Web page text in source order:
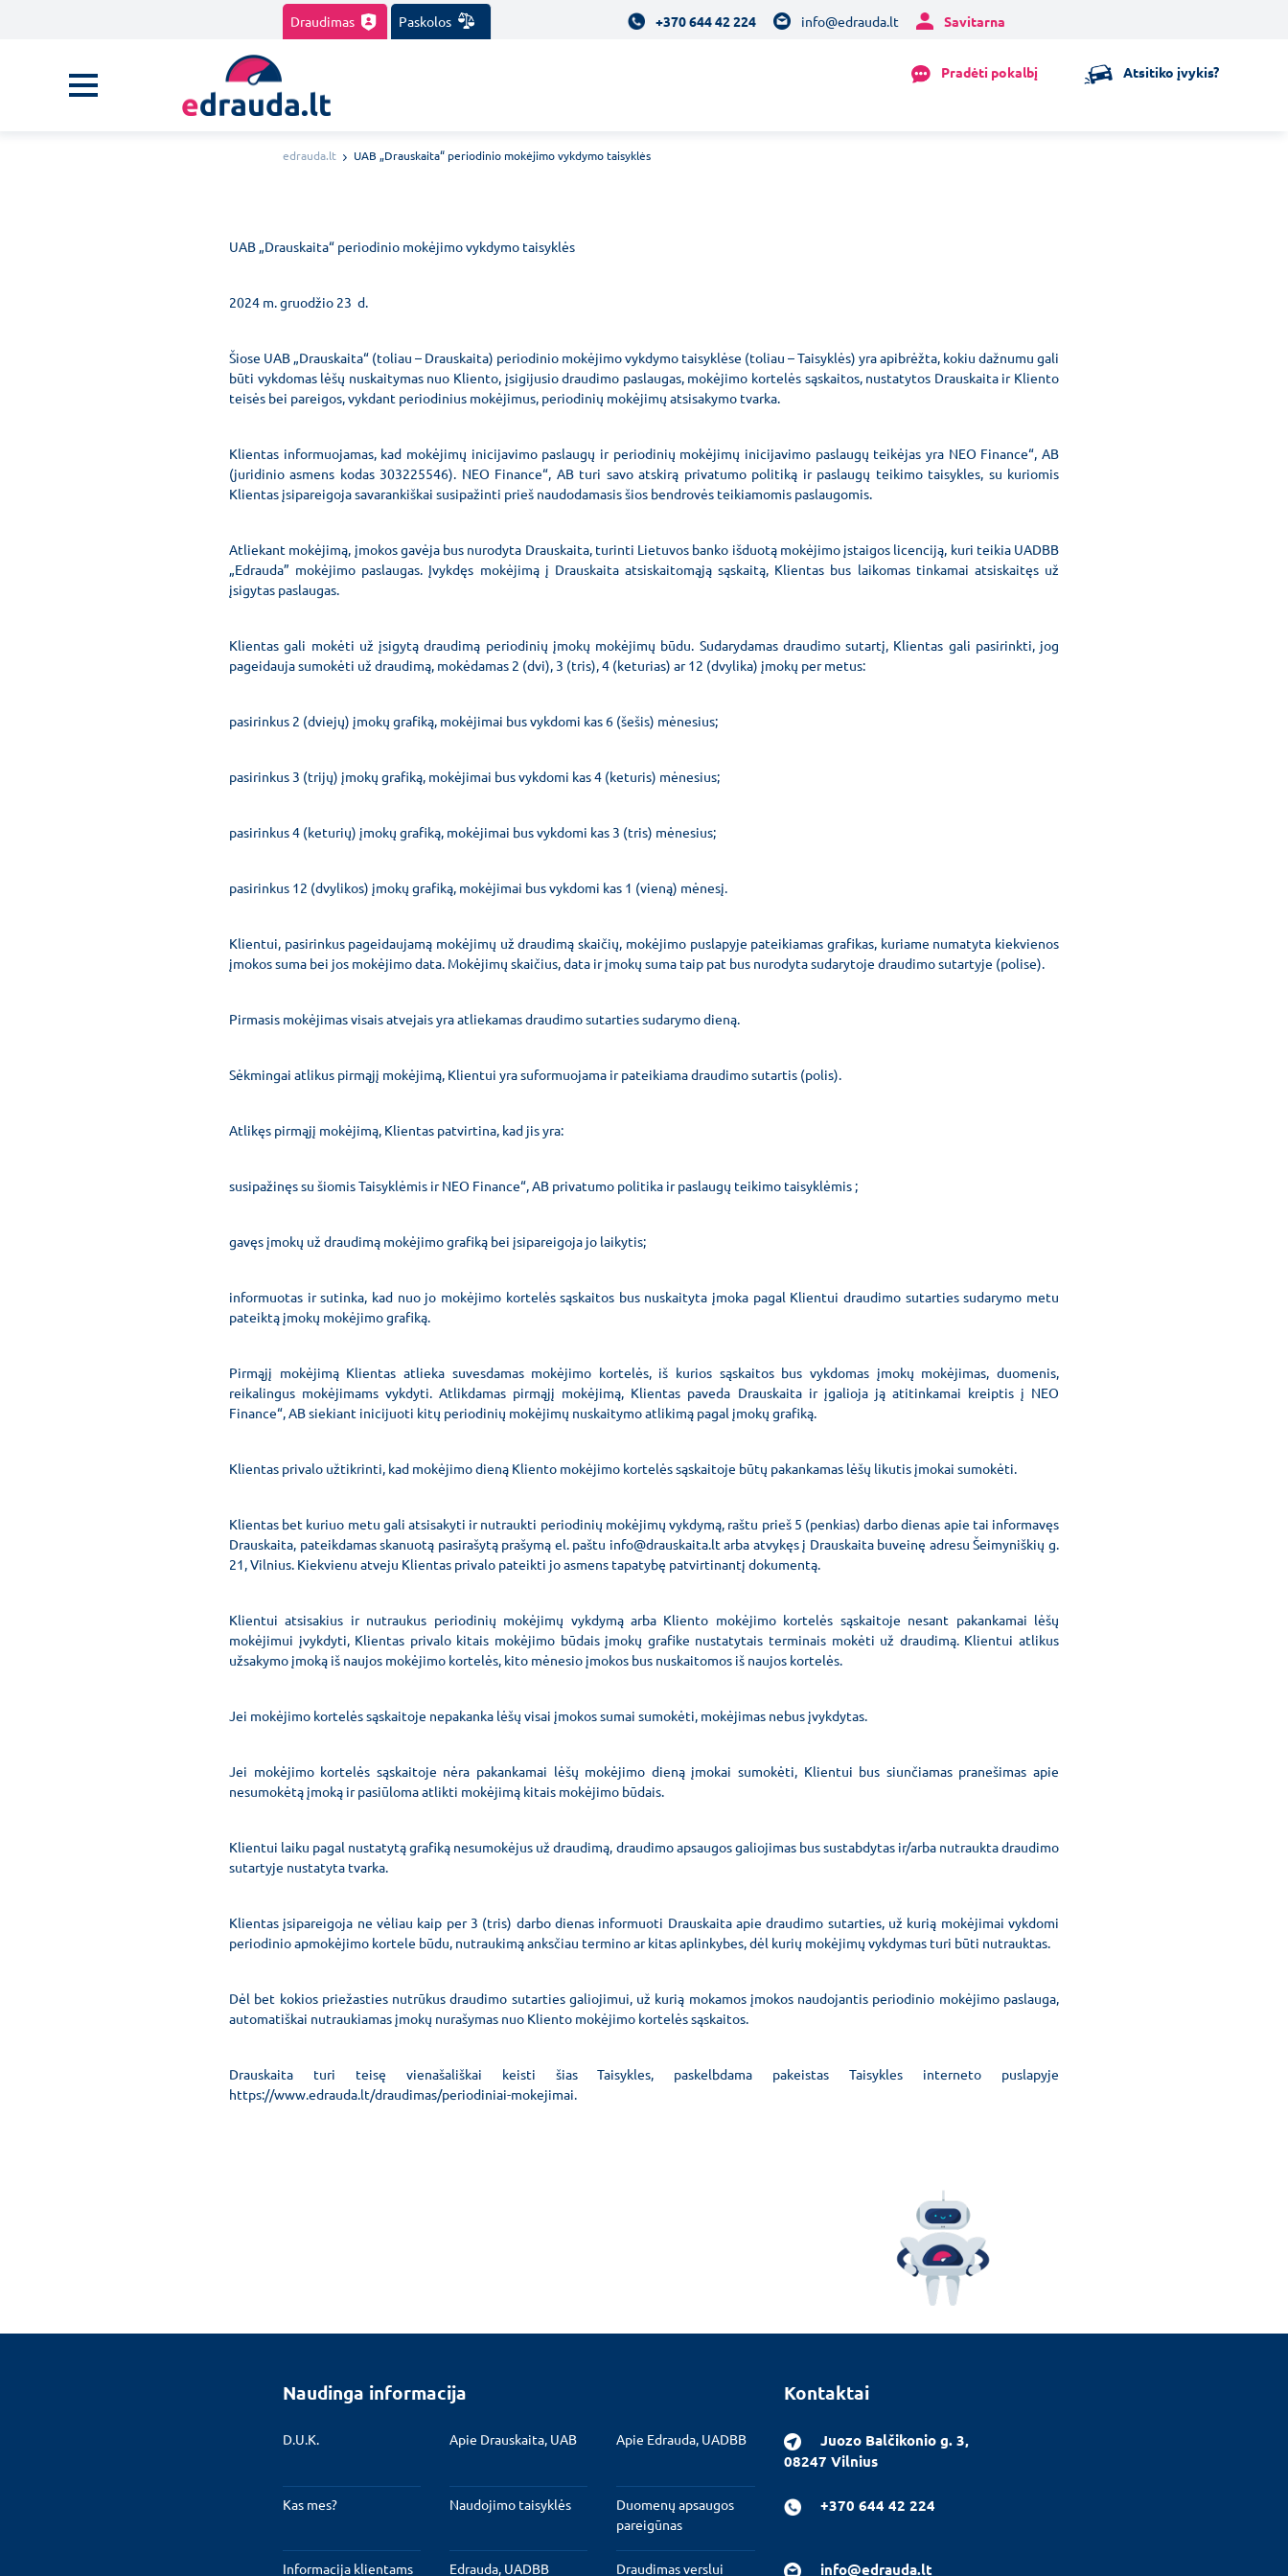
Draudimas Paskolos +370 644 42 224 info@edrauda.lt Savitarna
Pradėti pokalbį Atsitiko įvykis?
edrauda.lt UAB „Drauskaita“ periodinio mokėjimo vykdymo taisyklės
UAB „Drauskaita“ periodinio mokėjimo vykdymo taisyklės
2024 m. gruodžio 23 d.
Šiose UAB „Drauskaita“ (toliau – Drauskaita) periodinio mokėjimo vykdymo taisyklėse (toliau – Taisyklės) yra apibrėžta, kokiu dažnumu gali
būti vykdomas lėšų nuskaitymas nuo Kliento, įsigijusio draudimo paslaugas, mokėjimo kortelės sąskaitos, nustatytos Drauskaita ir Kliento
teisės bei pareigos, vykdant periodinius mokėjimus, periodinių mokėjimų atsisakymo tvarka.
Klientas informuojamas, kad mokėjimų inicijavimo paslaugų ir periodinių mokėjimų inicijavimo paslaugų teikėjas yra NEO Finance“, AB
(juridinio asmens kodas 303225546). NEO Finance“, AB turi savo atskirą privatumo politiką ir paslaugų teikimo taisykles, su kuriomis
Klientas įsipareigoja savarankiškai susipažinti prieš naudodamasis šios bendrovės teikiamomis paslaugomis.
Atliekant mokėjimą, įmokos gavėja bus nurodyta Drauskaita, turinti Lietuvos banko išduotą mokėjimo įstaigos licenciją, kuri teikia UADBB
„Edrauda” mokėjimo paslaugas. Įvykdęs mokėjimą į Drauskaita atsiskaitomąją sąskaitą, Klientas bus laikomas tinkamai atsiskaitęs už
įsigytas paslaugas.
Klientas gali mokėti už įsigytą draudimą periodinių įmokų mokėjimų būdu. Sudarydamas draudimo sutartį, Klientas gali pasirinkti, jog
pageidauja sumokėti už draudimą, mokėdamas 2 (dvi), 3 (tris), 4 (keturias) ar 12 (dvylika) įmokų per metus:
pasirinkus 2 (dviejų) įmokų grafiką, mokėjimai bus vykdomi kas 6 (šešis) mėnesius;
pasirinkus 3 (trijų) įmokų grafiką, mokėjimai bus vykdomi kas 4 (keturis) mėnesius;
pasirinkus 4 (keturių) įmokų grafiką, mokėjimai bus vykdomi kas 3 (tris) mėnesius;
pasirinkus 12 (dvylikos) įmokų grafiką, mokėjimai bus vykdomi kas 1 (vieną) mėnesį.
Klientui, pasirinkus pageidaujamą mokėjimų už draudimą skaičių, mokėjimo puslapyje pateikiamas grafikas, kuriame numatyta kiekvienos
įmokos suma bei jos mokėjimo data. Mokėjimų skaičius, data ir įmokų suma taip pat bus nurodyta sudarytoje draudimo sutartyje (polise).
Pirmasis mokėjimas visais atvejais yra atliekamas draudimo sutarties sudarymo dieną.
Sėkmingai atlikus pirmąjį mokėjimą, Klientui yra suformuojama ir pateikiama draudimo sutartis (polis).
Atlikęs pirmąjį mokėjimą, Klientas patvirtina, kad jis yra:
susipažinęs su šiomis Taisyklėmis ir NEO Finance“, AB privatumo politika ir paslaugų teikimo taisyklėmis ;
gavęs įmokų už draudimą mokėjimo grafiką bei įsipareigoja jo laikytis;
informuotas ir sutinka, kad nuo jo mokėjimo kortelės sąskaitos bus nuskaityta įmoka pagal Klientui draudimo sutarties sudarymo metu
pateiktą įmokų mokėjimo grafiką.
Pirmąjį mokėjimą Klientas atlieka suvesdamas mokėjimo kortelės, iš kurios sąskaitos bus vykdomas įmokų mokėjimas, duomenis,
reikalingus mokėjimams vykdyti. Atlikdamas pirmąjį mokėjimą, Klientas paveda Drauskaita ir įgalioja ją atitinkamai kreiptis į NEO
Finance“, AB siekiant inicijuoti kitų periodinių mokėjimų nuskaitymo atlikimą pagal įmokų grafiką.
Klientas privalo užtikrinti, kad mokėjimo dieną Kliento mokėjimo kortelės sąskaitoje būtų pakankamas lėšų likutis įmokai sumokėti.
Klientas bet kuriuo metu gali atsisakyti ir nutraukti periodinių mokėjimų vykdymą, raštu prieš 5 (penkias) darbo dienas apie tai informavęs
Drauskaita, pateikdamas skanuotą pasirašytą prašymą el. paštu info@drauskaita.lt arba atvykęs į Drauskaita buveinę adresu Šeimyniškių g.
21, Vilnius. Kiekvienu atveju Klientas privalo pateikti jo asmens tapatybę patvirtinantį dokumentą.
Klientui atsisakius ir nutraukus periodinių mokėjimų vykdymą arba Kliento mokėjimo kortelės sąskaitoje nesant pakankamai lėšų
mokėjimui įvykdyti, Klientas privalo kitais mokėjimo būdais įmokų grafike nustatytais terminais mokėti už draudimą. Klientui atlikus
užsakymo įmoką iš naujos mokėjimo kortelės, kito mėnesio įmokos bus nuskaitomos iš naujos kortelės.
Jei mokėjimo kortelės sąskaitoje nepakanka lėšų visai įmokos sumai sumokėti, mokėjimas nebus įvykdytas.
Jei mokėjimo kortelės sąskaitoje nėra pakankamai lėšų mokėjimo dieną įmokai sumokėti, Klientui bus siunčiamas pranešimas apie
nesumokėtą įmoką ir pasiūloma atlikti mokėjimą kitais mokėjimo būdais.
Klientui laiku pagal nustatytą grafiką nesumokėjus už draudimą, draudimo apsaugos galiojimas bus sustabdytas ir/arba nutraukta draudimo
sutartyje nustatyta tvarka.
Klientas įsipareigoja ne vėliau kaip per 3 (tris) darbo dienas informuoti Drauskaita apie draudimo sutarties, už kurią mokėjimai vykdomi
periodinio apmokėjimo kortele būdu, nutraukimą anksčiau termino ar kitas aplinkybes, dėl kurių mokėjimų vykdymas turi būti nutrauktas.
Dėl bet kokios priežasties nutrūkus draudimo sutarties galiojimui, už kurią mokamos įmokos naudojantis periodinio mokėjimo paslauga,
automatiškai nutraukiamas įmokų nurašymas nuo Kliento mokėjimo kortelės sąskaitos.
Drauskaita turi teisę vienašališkai keisti šias Taisykles, paskelbdama pakeistas Taisykles interneto puslapyje
https://www.edrauda.lt/draudimas/periodiniai-mokejimai.
Naudinga informacija Kontaktai
D.U.K. Apie Drauskaita, UAB Apie Edrauda, UADBB
Juozo Balčikonio g. 3,
08247 Vilnius
Kas mes? Naudojimo taisyklės
Duomenų apsaugos
pareigūnas
+370 644 42 224
Informacija klientams Edrauda, UADBB Draudimas verslui info@edrauda.lt